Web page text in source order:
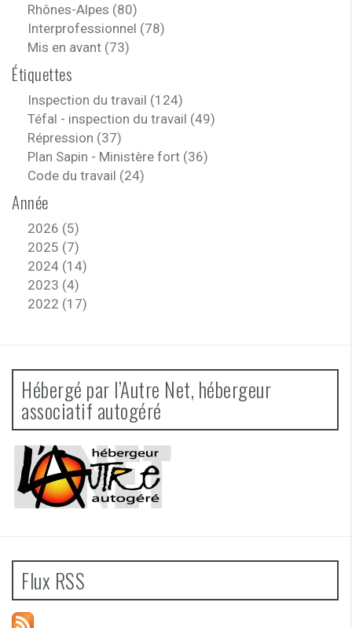
Rhônes-Alpes (80)
Interprofessionnel (78)
Mis en avant (73)
Étiquettes
Inspection du travail (124)
Téfal - inspection du travail (49)
Répression (37)
Plan Sapin - Ministère fort (36)
Code du travail (24)
Année
2026 (5)
2025 (7)
2024 (14)
2023 (4)
2022 (17)
Hébergé par l’Autre Net, hébergeur
associatif autogéré
Flux RSS